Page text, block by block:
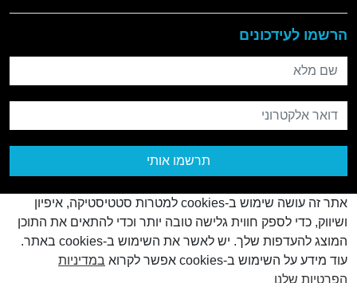
הרשמו לעידכונים
שם מלא
דואר אלקטרוני
תרשמו אותי
אתר זה עושה שימוש ב-cookies למטרות סטטיסטיקה, איפיון
ושיווק, כדי לספק חווית גלישה טובה יותר וכדי להתאים את התוכן
המוצג להעדפות שלך. יש לאשר את השימוש ב-cookies באתר.
עוד מידע על השימוש ב-cookies אפשר לקרוא
במדיניות
הפרטיות שלנו